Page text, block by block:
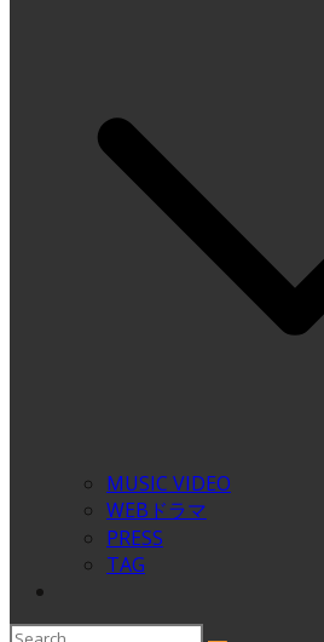
MUSIC VIDEO
WEBドラマ
PRESS
TAG